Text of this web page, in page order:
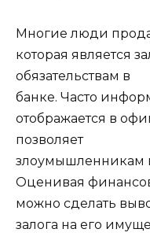
Многие люди
которая является
обязательствам в
банке. Часто
отображается в
позволяет
злоумышленникам
Оценивая
можно сделать
залога на его